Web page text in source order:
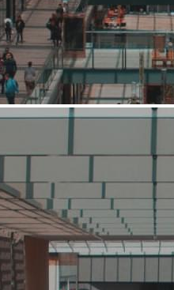
Средний
Связаться с ритейлером
функциональной детской
Сибири. Все начиналось с
курток-динозавриков в 2016
названия бренда. Сейчас
магазинов.
1721 (+1)
Навигация